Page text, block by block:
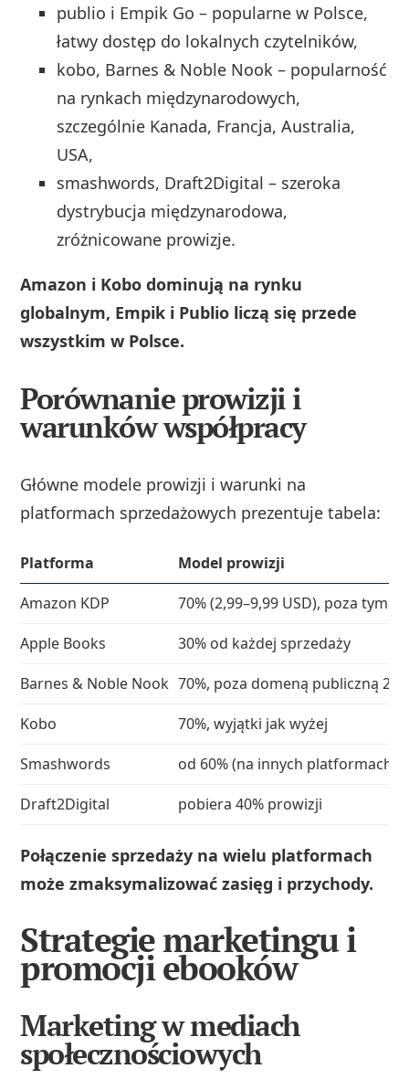
publio i Empik Go – popularne w Polsce,
łatwy dostęp do lokalnych czytelników,
kobo, Barnes & Noble Nook – popularność
na rynkach międzynarodowych,
szczególnie Kanada, Francja, Australia,
USA,
smashwords, Draft2Digital – szeroka
dystrybucja międzynarodowa,
zróżnicowane prowizje.
Amazon i Kobo dominują na rynku
globalnym, Empik i Publio liczą się przede
wszystkim w Polsce.
Porównanie prowizji i
warunków współpracy
Główne modele prowizji i warunki na
platformach sprzedażowych prezentuje tabela:
Platforma
Model prowizji
Amazon KDP
70% (2,99–9,99 USD), poza tym
Apple Books
30% od każdej sprzedaży
Barnes & Noble Nook 70%, poza domeną publiczną
Kobo
70%, wyjątki jak wyżej
Smashwords
od 60% (na innych platformach)
Draft2Digital
pobiera 40% prowizji
Połączenie sprzedaży na wielu platformach
może zmaksymalizować zasięg i przychody.
Strategie marketingu i
promocji ebooków
Marketing w mediach
społecznościowych